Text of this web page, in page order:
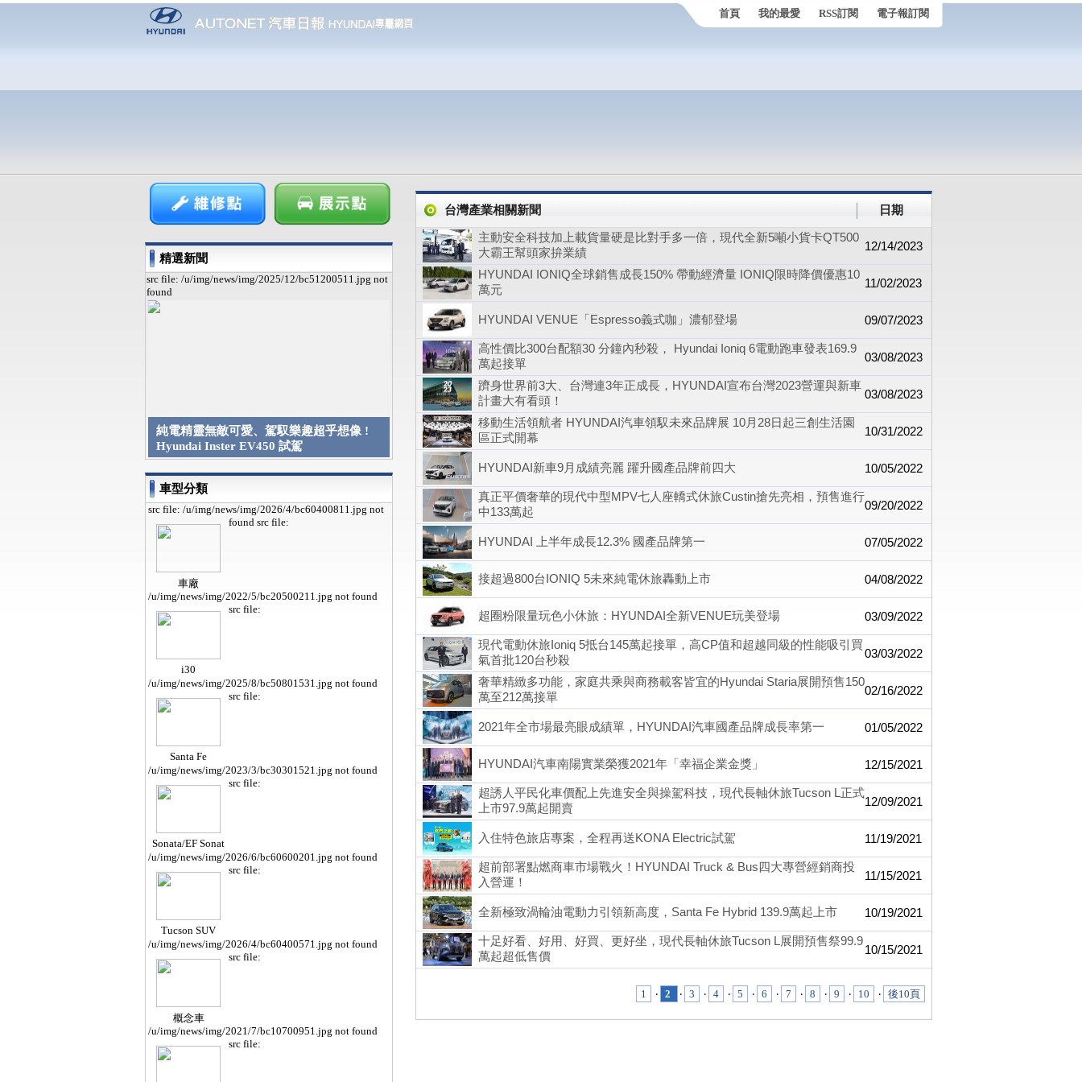
首頁 我的最愛 RSS訂閱 電子報訂閱
精選新聞
src file: /u/img/news/img/2025/12/bc51200511.jpg not
found
純電精靈無敵可愛、駕馭樂趣超乎想像 !
Hyundai Inster EV450 試駕
車型分類
src file: /u/img/news/img/2026/4/bc60400811.jpg not
found
車廠
src file:
/u/img/news/img/2022/5/bc20500211.jpg not found
i30
src file:
/u/img/news/img/2025/8/bc50801531.jpg not found
Santa Fe
src file:
/u/img/news/img/2023/3/bc30301521.jpg not found
Sonata/EF Sonat
a
src file:
/u/img/news/img/2026/6/bc60600201.jpg not found
Tucson SUV
src file:
/u/img/news/img/2026/4/bc60400571.jpg not found
概念車
src file:
/u/img/news/img/2021/7/bc10700951.jpg not found
src file:
台灣產業相關新聞 日期
主動安全科技加上載貨量硬是比對手多一倍，現代全新5噸小貨卡QT500
大霸王幫頭家拚業績
12/14/2023
HYUNDAI IONIQ全球銷售成長150% 帶動經濟量 IONIQ限時降價優惠10
萬元
11/02/2023
HYUNDAI VENUE「Espresso義式咖」濃郁登場 09/07/2023
高性價比300台配額30 分鐘內秒殺， Hyundai Ioniq 6電動跑車發表169.9
萬起接單
03/08/2023
躋身世界前3大、台灣連3年正成長，HYUNDAI宣布台灣2023營運與新車
計畫大有看頭！
03/08/2023
移動生活領航者 HYUNDAI汽車領馭未來品牌展 10月28日起三創生活園
區正式開幕
10/31/2022
HYUNDAI新車9月成績亮麗 躍升國產品牌前四大 10/05/2022
真正平價奢華的現代中型MPV七人座轎式休旅Custin搶先亮相，預售進行
中133萬起
09/20/2022
HYUNDAI 上半年成長12.3% 國產品牌第一 07/05/2022
接超過800台IONIQ 5未來純電休旅轟動上市 04/08/2022
超圈粉限量玩色小休旅：HYUNDAI全新VENUE玩美登場 03/09/2022
現代電動休旅Ioniq 5抵台145萬起接單，高CP值和超越同級的性能吸引買
氣首批120台秒殺
03/03/2022
奢華精緻多功能，家庭共乘與商務載客皆宜的Hyundai Staria展開預售150
萬至212萬接單
02/16/2022
2021年全市場最亮眼成績單，HYUNDAI汽車國產品牌成長率第一 01/05/2022
HYUNDAI汽車南陽實業榮獲2021年「幸福企業金獎」 12/15/2021
超誘人平民化車價配上先進安全與操駕科技，現代長軸休旅Tucson L正式
上市97.9萬起開賣
12/09/2021
入住特色旅店專案，全程再送KONA Electric試駕 11/19/2021
超前部署點燃商車市場戰火！HYUNDAI Truck & Bus四大專營經銷商投
入營運！
11/15/2021
全新極致渦輪油電動力引領新高度，Santa Fe Hybrid 139.9萬起上市 10/19/2021
十足好看、好用、好買、更好坐，現代長軸休旅Tucson L展開預售祭99.9
萬起超低售價
10/15/2021
1 ‧ 2 ‧ 3 ‧ 4 ‧ 5 ‧ 6 ‧ 7 ‧ 8 ‧ 9 ‧ 10 ‧ 後10頁